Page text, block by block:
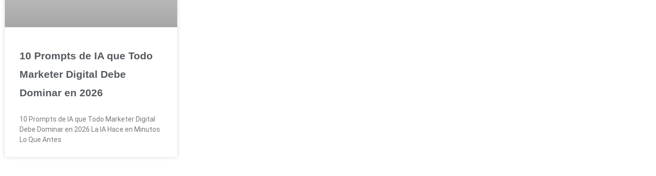
10 Prompts de IA que Todo
Marketer Digital Debe
Dominar en 2026
10 Prompts de IA que Todo Marketer Digital
Debe Dominar en 2026 La IA Hace en Minutos
Lo Que Antes